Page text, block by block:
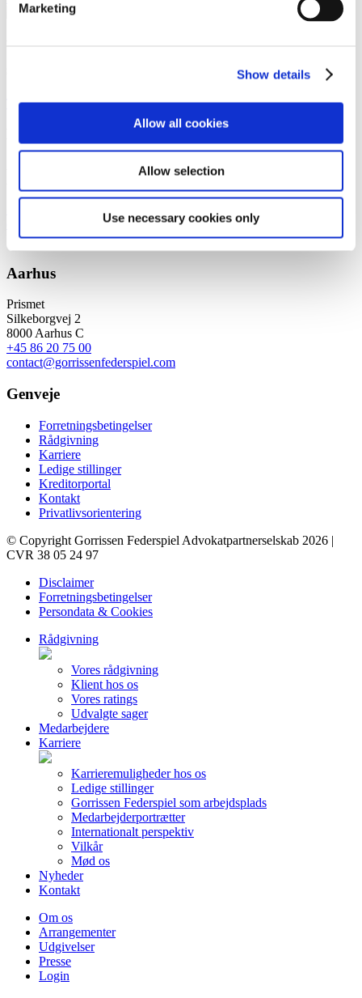
Marketing
Show details
Allow all cookies
Allow selection
Use necessary cookies only
stærke internationale relationer.
Tilmeld dig nyheder og arrangementer
1609 København V
contact@gorrissenfederspiel.com
Aarhus
Prismet
Silkeborgvej 2
8000 Aarhus C
+45 86 20 75 00
contact@gorrissenfederspiel.com
Genveje
Forretningsbetingelser
Rådgivning
Karriere
Ledige stillinger
Kreditorportal
Kontakt
Privatlivsorientering
© Copyright Gorrissen Federspiel Advokatpartnerselskab 2026 |
CVR 38 05 24 97
Disclaimer
Forretningsbetingelser
Persondata & Cookies
Rådgivning
Vores rådgivning
Klient hos os
Vores ratings
Udvalgte sager
Medarbejdere
Karriere
Karrieremuligheder hos os
Ledige stillinger
Gorrissen Federspiel som arbejdsplads
Medarbejderportrætter
Internationalt perspektiv
Vilkår
Mød os
Nyheder
Kontakt
Om os
Arrangementer
Udgivelser
Presse
Login